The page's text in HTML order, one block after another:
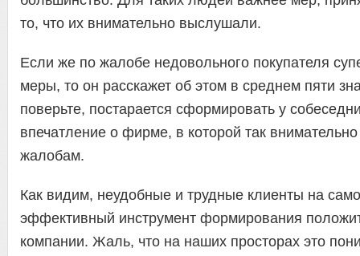
то, что их внимательно выслушали.
Если же по жалобе недовольного покупателя
меры, то он расскажет об этом в среднем пяти
поверьте, постарается сформировать у
впечатление о фирме, в которой так внимательно
жалобам.
Как видим, неудобные и трудные клиенты на
эффективный инструмент формирования
компании. Жаль, что на наших просторах это